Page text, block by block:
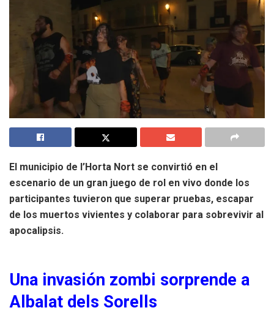
El municipio de l’Horta Nort se convirtió en el
escenario de un gran juego de rol en vivo donde los
participantes tuvieron que superar pruebas, escapar
de los muertos vivientes y colaborar para sobrevivir al
apocalipsis.
Una invasión zombi sorprende a
Albalat dels Sorells